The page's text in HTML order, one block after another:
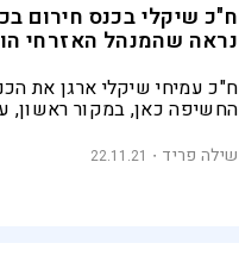
ח"כ שיקלי בכנס חירום
נראה שהמנהל האזרחי
ח"כ עמיחי שיקלי ארגן את
החשיפה כאן, במקור ראשון,
מתנהלת מלחמה של ממש"
שילה פריד 22.11.21